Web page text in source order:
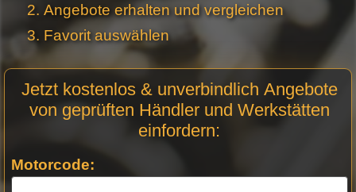
Angebote erhalten und vergleichen
Favorit auswählen
Anfrage
Stellen -
Jetzt kostenlos & unverbindlich Angebote
von geprüften Händler und Werkstätten
einfordern:
Motorcode: